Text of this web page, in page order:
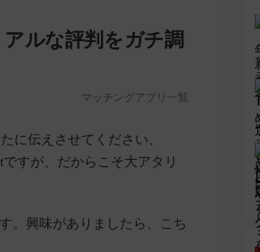
ルな評判をガチ調
マッチングアプリ一覧
に伝えさせてください、
すが、だからこそ大アタリ
。興味がありましたら、こち